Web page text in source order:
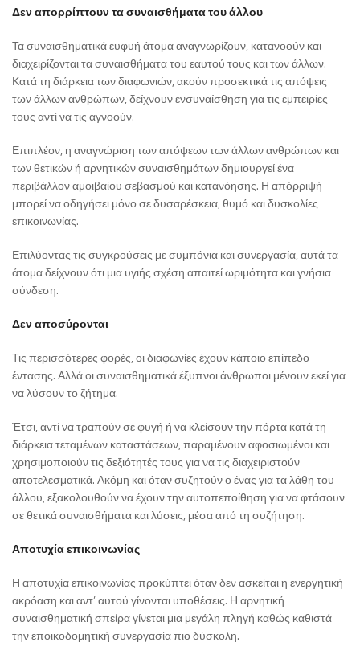
Δεν απορρίπτουν τα συναισθήματα του άλλου
Τα συναισθηματικά ευφυή άτομα αναγνωρίζουν, κατανοούν και
διαχειρίζονται τα συναισθήματα του εαυτού τους και των άλλων.
Κατά τη διάρκεια των διαφωνιών, ακούν προσεκτικά τις απόψεις
των άλλων ανθρώπων, δείχνουν ενσυναίσθηση για τις εμπειρίες
τους αντί να τις αγνοούν.
Επιπλέον, η αναγνώριση των απόψεων των άλλων ανθρώπων και
των θετικών ή αρνητικών συναισθημάτων δημιουργεί ένα
περιβάλλον αμοιβαίου σεβασμού και κατανόησης. Η απόρριψή
μπορεί να οδηγήσει μόνο σε δυσαρέσκεια, θυμό και δυσκολίες
επικοινωνίας.
Επιλύοντας τις συγκρούσεις με συμπόνια και συνεργασία, αυτά τα
άτομα δείχνουν ότι μια υγιής σχέση απαιτεί ωριμότητα και γνήσια
σύνδεση.
Δεν αποσύρονται
Τις περισσότερες φορές, οι διαφωνίες έχουν κάποιο επίπεδο
έντασης. Αλλά οι συναισθηματικά έξυπνοι άνθρωποι μένουν εκεί για
να λύσουν το ζήτημα.
Έτσι, αντί να τραπούν σε φυγή ή να κλείσουν την πόρτα κατά τη
διάρκεια τεταμένων καταστάσεων, παραμένουν αφοσιωμένοι και
χρησιμοποιούν τις δεξιότητές τους για να τις διαχειριστούν
αποτελεσματικά. Ακόμη και όταν συζητούν ο ένας για τα λάθη του
άλλου, εξακολουθούν να έχουν την αυτοπεποίθηση για να φτάσουν
σε θετικά συναισθήματα και λύσεις, μέσα από τη συζήτηση.
Αποτυχία επικοινωνίας
Η αποτυχία επικοινωνίας προκύπτει όταν δεν ασκείται η ενεργητική
ακρόαση και αντ’ αυτού γίνονται υποθέσεις. Η αρνητική
συναισθηματική σπείρα γίνεται μια μεγάλη πληγή καθώς καθιστά
την εποικοδομητική συνεργασία πιο δύσκολη.